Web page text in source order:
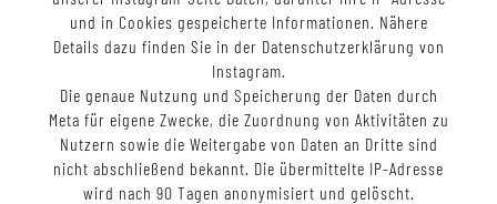
und in Cookies gespeicherte Informationen. Nähere
Details dazu finden Sie in der Datenschutzerklärung von
Instagram.
Die genaue Nutzung und Speicherung der Daten durch
Meta für eigene Zwecke, die Zuordnung von Aktivitäten zu
Nutzern sowie die Weitergabe von Daten an Dritte sind
nicht abschließend bekannt. Die übermittelte IP-Adresse
wird nach 90 Tagen anonymisiert und gelöscht.